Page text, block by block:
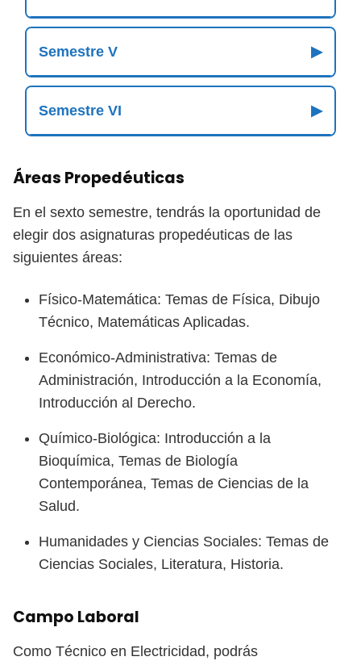
Semestre V ▶
Semestre VI ▶
Áreas Propedéuticas
En el sexto semestre, tendrás la oportunidad de
elegir dos asignaturas propedéuticas de las
siguientes áreas:
Físico-Matemática: Temas de Física, Dibujo
Técnico, Matemáticas Aplicadas.
Económico-Administrativa: Temas de
Administración, Introducción a la Economía,
Introducción al Derecho.
Químico-Biológica: Introducción a la
Bioquímica, Temas de Biología
Contemporánea, Temas de Ciencias de la
Salud.
Humanidades y Ciencias Sociales: Temas de
Ciencias Sociales, Literatura, Historia.
Campo Laboral
Como Técnico en Electricidad, podrás